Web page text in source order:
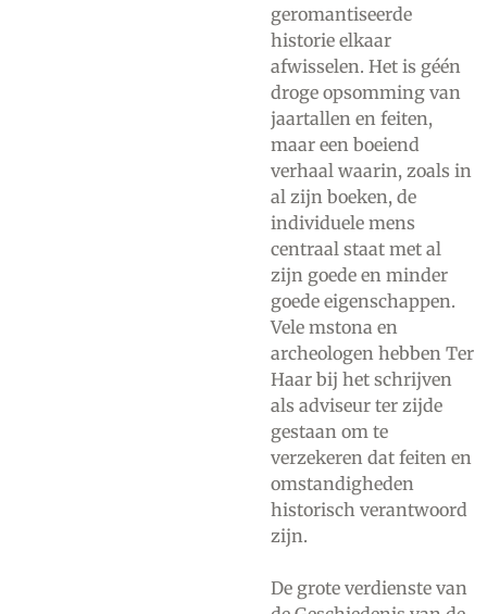
geromantiseerde
historie elkaar
afwisselen. Het is géén
droge opsomming van
jaartallen en feiten,
maar een boeiend
verhaal waarin, zoals in
al zijn boeken, de
individuele mens
centraal staat met al
zijn goede en minder
goede eigenschappen.
Vele mstona en
archeologen hebben Ter
Haar bij het schrijven
als adviseur ter zijde
gestaan om te
verzekeren dat feiten en
omstandigheden
historisch verantwoord
zijn.
De grote verdienste van